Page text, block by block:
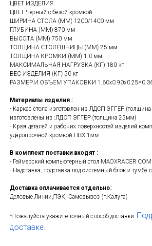
ЦВЕТ ИЗДЕЛИЯ
ЦВЕТ Черный с белой кромкой
ШИРИНА СТОЛА (ММ) 1200/1400 мм
ГЛУБИНА (ММ) 870 мм
ВЫСОТА (ММ) 750 мм
ТОЛЩИНА СТОЛЕШНИЦЫ (ММ) 25 мм
ТОЛЩИНА КРОМКИ (ММ) 1.0 мм
МАКСИМАЛЬНАЯ НАГРУЗКА (КГ) 180 кг
ВЕС ИЗДЕЛИЯ (КГ) 50 кг
РАЗМЕР И ОБЪЕМ УПАКОВКИ
Материалы изделия :
- Каркас стола изготовлен из ЛДСП ЭГГЕР
изготовлены из ;ЛДСП ЭГГЕР (толщина 25мм)
- Края деталей и рабочих поверхностей изделий
ударопрочной кромкой ПВХ 1мм
В комплект поставки входят :
- Геймерский компьютерный стол MADXRACER
- Надставка, подставка под системный блок и
Доставка оплачивается отдельно:
Деловые Линии,ПЭК, Самовывоз (г.Калуга)
*Пожалуйста укажите точный способ доставки.
доставке.